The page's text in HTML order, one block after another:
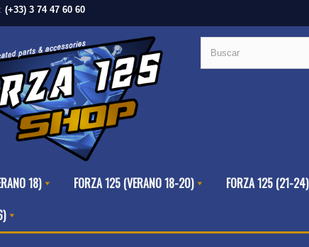
(+33) 3 74 47 60 60
18) FORZA 125 (VERANO 18-20) FORZA 125 (21-24)